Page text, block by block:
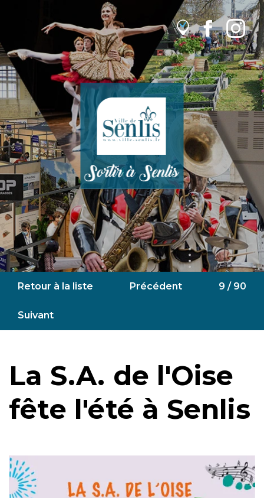
Retour à la liste Précédent 9 / 90
Suivant
La S.A. de l'Oise
fête l'été à Senlis